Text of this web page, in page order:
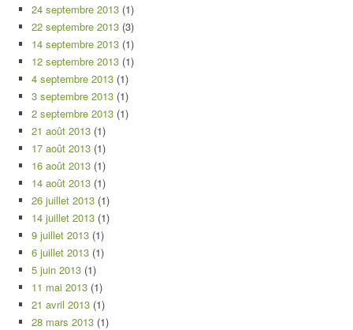
24 septembre 2013 (1)
22 septembre 2013 (3)
14 septembre 2013 (1)
12 septembre 2013 (1)
4 septembre 2013 (1)
3 septembre 2013 (1)
2 septembre 2013 (1)
21 août 2013 (1)
17 août 2013 (1)
16 août 2013 (1)
14 août 2013 (1)
26 juillet 2013 (1)
14 juillet 2013 (1)
9 juillet 2013 (1)
6 juillet 2013 (1)
5 juin 2013 (1)
11 mai 2013 (1)
21 avril 2013 (1)
28 mars 2013 (1)